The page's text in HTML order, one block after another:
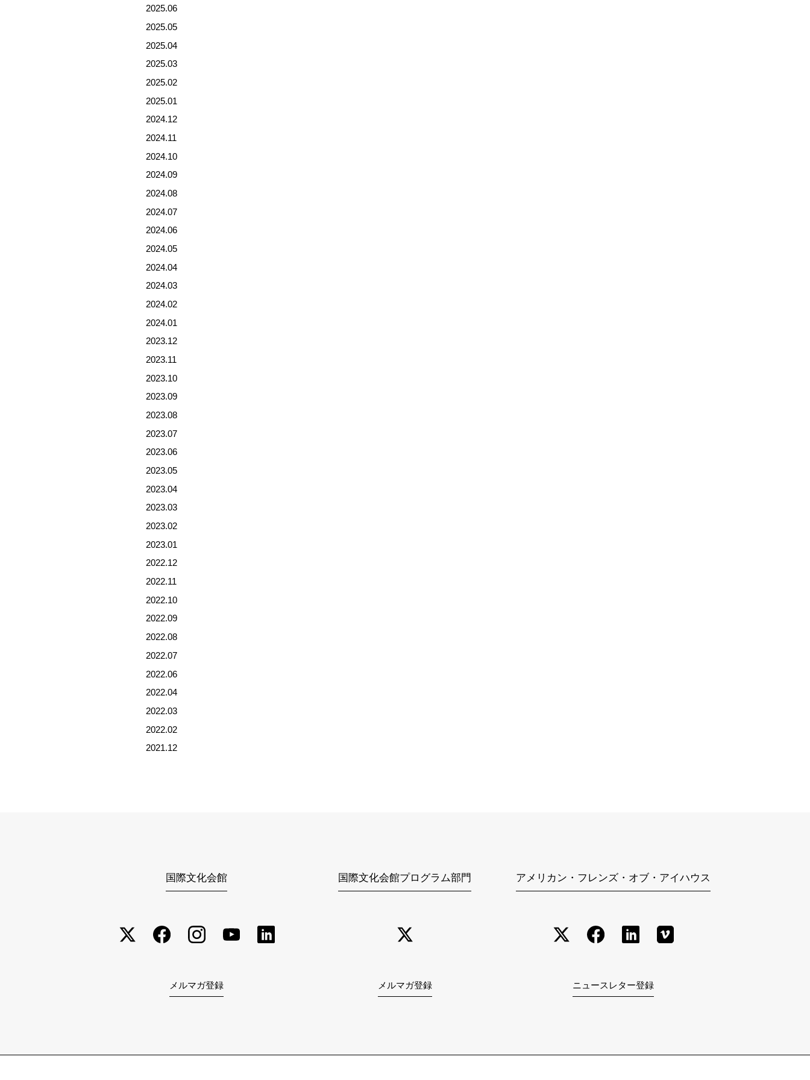
2025.06
2025.05
2025.04
2025.03
2025.02
2025.01
2024.12
2024.11
2024.10
2024.09
2024.08
2024.07
2024.06
2024.05
2024.04
2024.03
2024.02
2024.01
2023.12
2023.11
2023.10
2023.09
2023.08
2023.07
2023.06
2023.05
2023.04
2023.03
2023.02
2023.01
2022.12
2022.11
2022.10
2022.09
2022.08
2022.07
2022.06
2022.04
2022.03
2022.02
2021.12
国際文化会館
メルマガ登録
国際文化会館プログラム部門
メルマガ登録
アメリカン・フレンズ・オブ・アイハウス
ニュースレター登録